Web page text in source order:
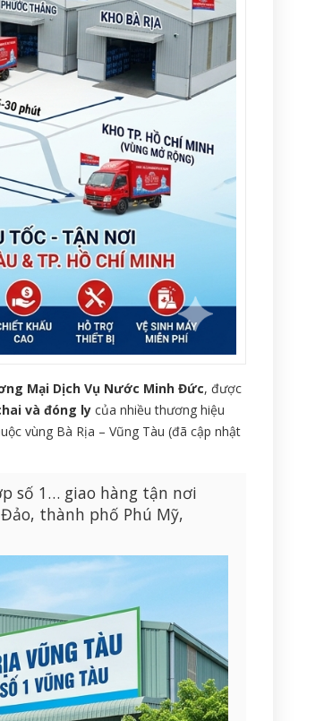
Mại Dịch Vụ Nước Minh Đức, được
và đóng ly của nhiều thương hiệu
vùng Bà Rịa – Vũng Tàu (đã cập nhật
số 1… giao hàng tận nơi
thành phố Phú Mỹ,